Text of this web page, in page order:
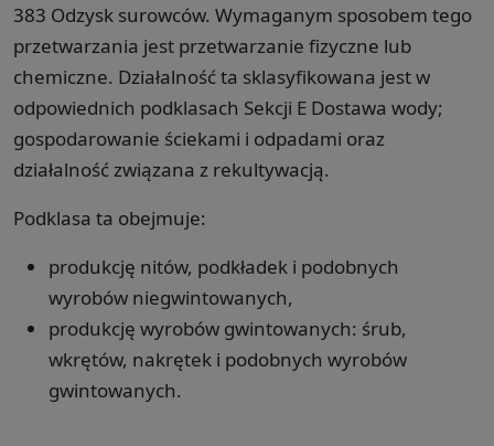
383 Odzysk surowców. Wymaganym sposobem tego
przetwarzania jest przetwarzanie fizyczne lub
chemiczne. Działalność ta sklasyfikowana jest w
odpowiednich podklasach Sekcji E Dostawa wody;
gospodarowanie ściekami i odpadami oraz
działalność związana z rekultywacją.
Podklasa ta obejmuje:
produkcję nitów, podkładek i podobnych
wyrobów niegwintowanych,
produkcję wyrobów gwintowanych: śrub,
wkrętów, nakrętek i podobnych wyrobów
gwintowanych.